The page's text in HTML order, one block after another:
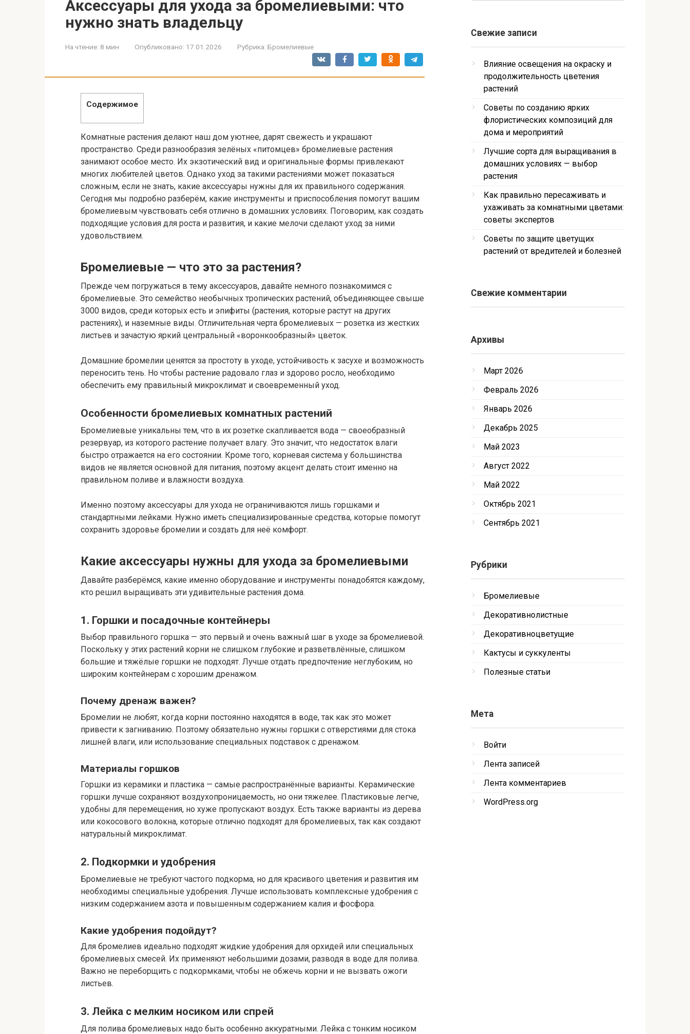
Аксессуары для ухода за бромелиевыми: что
нужно знать владельцу
На чтение: 8 мин Опубликовано: 17.01.2026 Рубрика: Бромелиевые
Содержимое
Комнатные растения делают наш дом уютнее, дарят свежесть и украшают
пространство. Среди разнообразия зелёных «питомцев» бромелиевые растения
занимают особое место. Их экзотический вид и оригинальные формы привлекают
многих любителей цветов. Однако уход за такими растениями может показаться
сложным, если не знать, какие аксессуары нужны для их правильного содержания.
Сегодня мы подробно разберём, какие инструменты и приспособления помогут вашим
бромелиевым чувствовать себя отлично в домашних условиях. Поговорим, как создать
подходящие условия для роста и развития, и какие мелочи сделают уход за ними
удовольствием.
Бромелиевые — что это за растения?
Прежде чем погружаться в тему аксессуаров, давайте немного познакомимся с
бромелиевые. Это семейство необычных тропических растений, объединяющее свыше
3000 видов, среди которых есть и эпифиты (растения, которые растут на других
растениях), и наземные виды. Отличительная черта бромелиевых — розетка из жестких
листьев и зачастую яркий центральный «воронкообразный» цветок.
Домашние бромелии ценятся за простоту в уходе, устойчивость к засухе и возможность
переносить тень. Но чтобы растение радовало глаз и здорово росло, необходимо
обеспечить ему правильный микроклимат и своевременный уход.
Особенности бромелиевых комнатных растений
Бромелиевые уникальны тем, что в их розетке скапливается вода — своеобразный
резервуар, из которого растение получает влагу. Это значит, что недостаток влаги
быстро отражается на его состоянии. Кроме того, корневая система у большинства
видов не является основной для питания, поэтому акцент делать стоит именно на
правильном поливе и влажности воздуха.
Именно поэтому аксессуары для ухода не ограничиваются лишь горшками и
стандартными лейками. Нужно иметь специализированные средства, которые помогут
сохранить здоровье бромелии и создать для неё комфорт.
Какие аксессуары нужны для ухода за бромелиевыми
Давайте разберёмся, какие именно оборудование и инструменты понадобятся каждому,
кто решил выращивать эти удивительные растения дома.
1. Горшки и посадочные контейнеры
Выбор правильного горшка — это первый и очень важный шаг в уходе за бромелиевой.
Поскольку у этих растений корни не слишком глубокие и разветвлённые, слишком
большие и тяжёлые горшки не подходят. Лучше отдать предпочтение неглубоким, но
широким контейнерам с хорошим дренажом.
Почему дренаж важен?
Бромелии не любят, когда корни постоянно находятся в воде, так как это может
привести к загниванию. Поэтому обязательно нужны горшки с отверстиями для стока
лишней влаги, или использование специальных подставок с дренажом.
Материалы горшков
Горшки из керамики и пластика — самые распространённые варианты. Керамические
горшки лучше сохраняют воздухопроницаемость, но они тяжелее. Пластиковые легче,
удобны для перемещения, но хуже пропускают воздух. Есть также варианты из дерева
или кокосового волокна, которые отлично подходят для бромелиевых, так как создают
натуральный микроклимат.
2. Подкормки и удобрения
Бромелиевые не требуют частого подкорма, но для красивого цветения и развития им
необходимы специальные удобрения. Лучше использовать комплексные удобрения с
низким содержанием азота и повышенным содержанием калия и фосфора.
Какие удобрения подойдут?
Для бромелиев идеально подходят жидкие удобрения для орхидей или специальных
бромелиевых смесей. Их применяют небольшими дозами, разводя в воде для полива.
Важно не переборщить с подкормками, чтобы не обжечь корни и не вызвать ожоги
листьев.
3. Лейка с мелким носиком или спрей
Для полива бромелиевых надо быть особенно аккуратными. Лейка с тонким носиком
Свежие записи
Влияние освещения на окраску и
продолжительность цветения
растений
Советы по созданию ярких
флористических композиций для
дома и мероприятий
Лучшие сорта для выращивания в
домашних условиях — выбор
растения
Как правильно пересаживать и
ухаживать за комнатными цветами:
советы экспертов
Советы по защите цветущих
растений от вредителей и болезней
Свежие комментарии
Архивы
Март 2026
Февраль 2026
Январь 2026
Декабрь 2025
Май 2023
Август 2022
Май 2022
Октябрь 2021
Сентябрь 2021
Рубрики
Бромелиевые
Декоративнолистные
Декоративноцветущие
Кактусы и суккуленты
Полезные статьи
Мета
Войти
Лента записей
Лента комментариев
WordPress.org